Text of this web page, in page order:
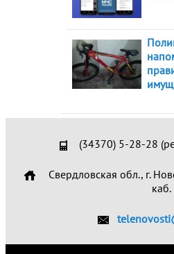
(34370) 5-28-28
Свердловская обл., г.
каб.